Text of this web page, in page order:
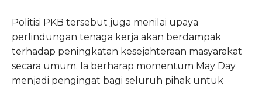
Politisi PKB tersebut juga menilai upaya
perlindungan tenaga kerja akan berdampak
terhadap peningkatan kesejahteraan masyarakat
secara umum. Ia berharap momentum May Day
menjadi pengingat bagi seluruh pihak untuk